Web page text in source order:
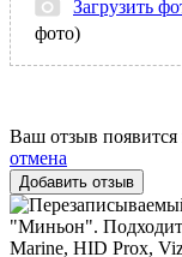
Загрузить
фото)
Ваш отзыв появится
отмена